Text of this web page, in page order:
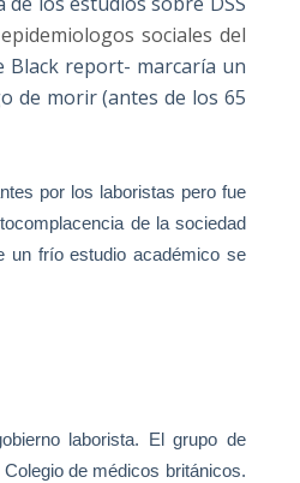
sociales del
Black report- marcaría un
de morir (antes de los 65
por los laboristas pero fue
de la sociedad
un frío estudio académico se
laborista. El grupo de
Colegio de médicos británicos.